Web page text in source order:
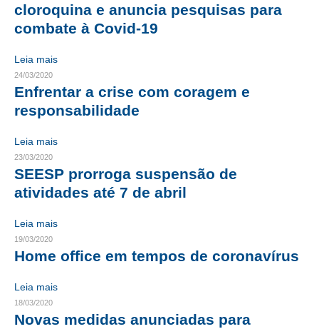
LEI 6.496/1977 – ART
RES 1.002/2002 – CÓDIGO DE ÉTICA
HOMOLOGAÇÕES
PISO SALARIAL
OPORTUNIDADES
APRESENTAÇÃO
CARREIRA
NEWSLETTER
cloroquina e anuncia pesquisas para
combate à Covid-19
Leia mais
24/03/2020
Enfrentar a crise com coragem e
responsabilidade
Leia mais
23/03/2020
SEESP prorroga suspensão de
atividades até 7 de abril
Leia mais
19/03/2020
Home office em tempos de coronavírus
Leia mais
18/03/2020
Novas medidas anunciadas para